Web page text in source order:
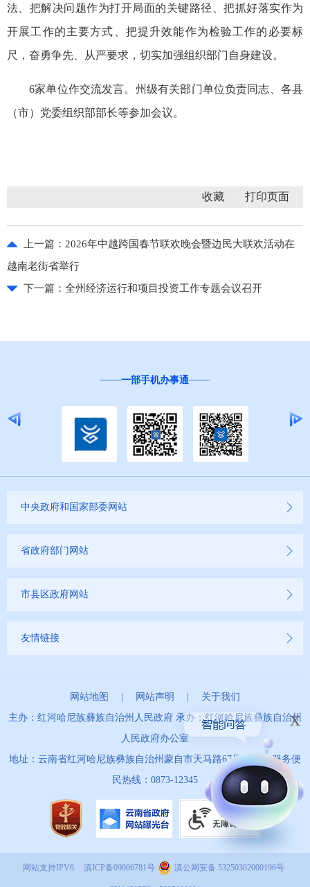
法、把解决问题作为打开局面的关键路径、把抓好落实作为
开展工作的主要方式、把提升效能作为检验工作的必要标
尺，奋勇争先、从严要求，切实加强组织部门自身建设。
6家单位作交流发言。州级有关部门单位负责同志、各县
（市）党委组织部部长等参加会议。
收藏
上一篇： 2026年中越跨国春节联欢晚会暨边民大联欢活动在
越南老街省举行
下一篇： 全州经济运行和项目投资工作专题会议召开
一部手机办事通
中央政府和国家部委网站
省政府部门网站
市县区政府网站
友情链接
网站地图 网站声明
关于我们
主办：红河哈尼族彝族自治州人民政府 承办：红河哈尼族彝族自治州
人民政府办公室
地址：云南省红河哈尼族彝族自治州蒙自市天马路67号 政务服务便
民热线：0873-12345
x
网站支持IPV6 滇ICP备09006781号 滇公网安备 53250302000196号